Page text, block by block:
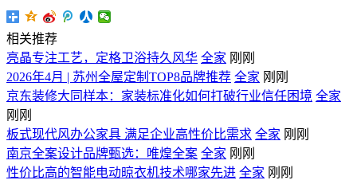
相关推荐
亮晶专注工艺，定格卫浴持久风华 全家 刚刚
2026年4月 | 苏州全屋定制TOP8品牌推荐 全家 刚刚
京东装修大同样本：家装标准化如何打破行业信任困境 全家
刚刚
板式现代风办公家具 满足企业高性价比需求 全家 刚刚
南京全案设计品牌甄选：唯煌全案 全家 刚刚
性价比高的智能电动晾衣机技术哪家先进 全家 刚刚